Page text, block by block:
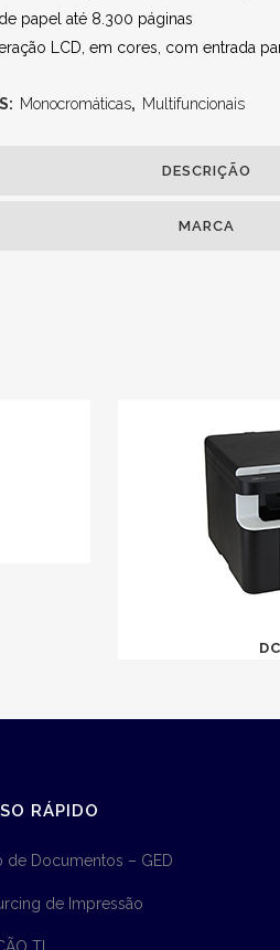
papel até 8.300 páginas
LCD, em cores, com entrada
Monocromáticas, Multifuncionais
DESCRIÇÃO
MARCA
RÁPIDO
de Documentos – GED
de Impressão